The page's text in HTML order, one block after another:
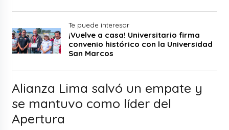
Te puede interesar
¡Vuelve a casa! Universitario firma
convenio histórico con la Universidad
San Marcos
Alianza Lima salvó un empate y
se mantuvo como líder del
Apertura